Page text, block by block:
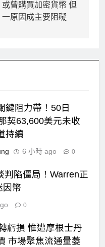
或曾購買加密貨幣 但
一原因成主要阻礙
鍵阻力帶！50日
契63,600美元未收
持續
6 小時 ago 0
判陷僵局！Warren正
因幣
0
虧損 惟遭摩根士丹
市場聚焦流通量萎